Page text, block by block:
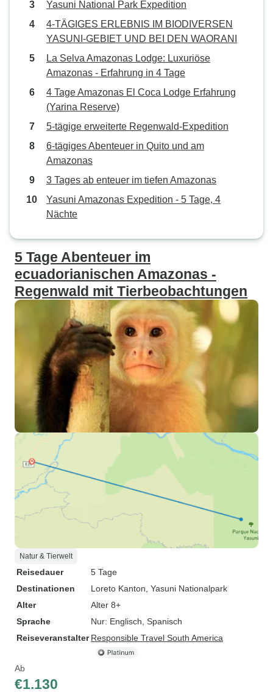
Yasuni National Park Expedition
4-TÄGIGES ERLEBNIS IM BIODIVERSEN
YASUNI-GEBIET UND BEI DEN WAORANI
La Selva Amazonas Lodge: Luxuriöse
Amazonas - Erfahrung in 4 Tage
4 Tage Amazonas El Coca Lodge Erfahrung
(Yarina Reserve)
5-tägige erweiterte Regenwald-Expedition
6-tägiges Abenteuer in Quito und am
Amazonas
3 Tages ab enteuer im tiefen Amazonas
Yasuni Amazonas Expedition - 5 Tage, 4
Nächte
5 Tage Abenteuer im
ecuadorianischen Amazonas -
Regenwald mit Tierbeobachtungen
Natur & Tierwelt
Reisedauer
5 Tage
Destinationen
Loreto Kanton , Yasuni Nationalpark
Alter
Alter 8+
Sprache
Nur: Englisch, Spanisch
Reiseveranstalter Responsible Travel South America
Ab
€1.130